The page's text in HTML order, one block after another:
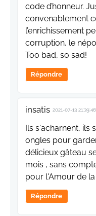
code d’honneur.
convenablement
l’enrichissement
corruption, le
Too bad, so sad!
Répondre
insatis 2021-07-13 21:39:46
Ils s'acharnent, ils
ongles pour
délicieux gâteau
mois , sans
pour l'Amour de
Répondre